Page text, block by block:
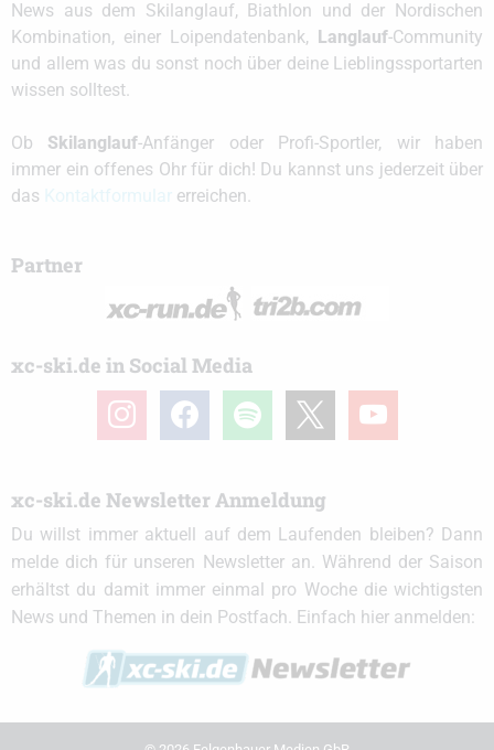
News aus dem Skilanglauf, Biathlon und der Nordischen
Kombination, einer Loipendatenbank,
Langlauf-Community
und allem was du sonst noch über deine Lieblingssportarten
wissen solltest.
Ob Skilanglauf-Anfänger oder Profi-Sportler, wir haben
immer ein offenes Ohr für dich! Du kannst uns jederzeit über
das
erreichen.
Partner
xc-ski.de in Social Media
instagramfacebook spotify youtube
xc-ski.de Newsletter Anmeldung
Du willst immer aktuell auf dem Laufenden bleiben? Dann
melde dich für unseren Newsletter an. Während der Saison
erhältst du damit immer einmal pro Woche die wichtigsten
News und Themen in dein Postfach. Einfach hier anmelden: